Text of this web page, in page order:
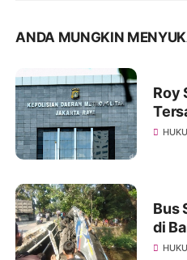
ANDA MUNGKIN
Roy
Bus
di